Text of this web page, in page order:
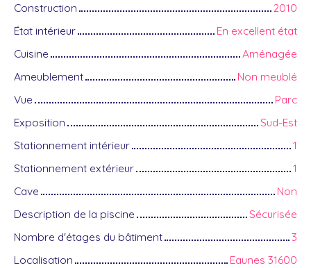
Construction
2010
État intérieur
En excellent état
Cuisine
Aménagée
Ameublement
Non meublé
Vue
Parc
Exposition
Sud-Est
Stationnement intérieur
1
Stationnement extérieur
1
Cave
Non
Description de la piscine
Sécurisée
Nombre d'étages du bâtiment
3
Localisation
Eaunes 31600